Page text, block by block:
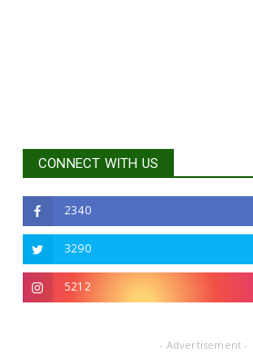
CONNECT WITH US
2340
3290
5212
- Advertisement -